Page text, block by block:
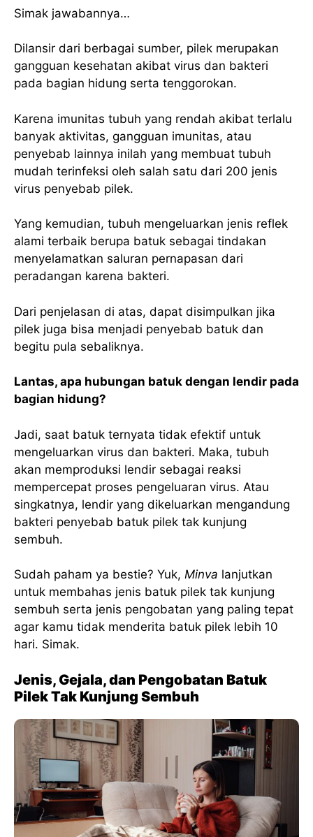
Simak jawabannya…
Dilansir dari berbagai sumber, pilek merupakan
gangguan kesehatan akibat virus dan bakteri
pada bagian hidung serta tenggorokan.
Karena imunitas tubuh yang rendah akibat terlalu
banyak aktivitas, gangguan imunitas, atau
penyebab lainnya inilah yang membuat tubuh
mudah terinfeksi oleh salah satu dari 200 jenis
virus penyebab pilek.
Yang kemudian, tubuh mengeluarkan jenis reflek
alami terbaik berupa batuk sebagai tindakan
menyelamatkan saluran pernapasan dari
peradangan karena bakteri.
Dari penjelasan di atas, dapat disimpulkan jika
pilek juga bisa menjadi penyebab batuk dan
begitu pula sebaliknya.
Lantas, apa hubungan batuk dengan lendir pada
bagian hidung?
Jadi, saat batuk ternyata tidak efektif untuk
mengeluarkan virus dan bakteri. Maka, tubuh
akan memproduksi lendir sebagai reaksi
mempercepat proses pengeluaran virus. Atau
singkatnya, lendir yang dikeluarkan mengandung
bakteri penyebab batuk pilek tak kunjung
sembuh.
Sudah paham ya bestie? Yuk, Minva lanjutkan
untuk membahas jenis batuk pilek tak kunjung
sembuh serta jenis pengobatan yang paling tepat
agar kamu tidak menderita batuk pilek lebih 10
hari. Simak.
Jenis, Gejala, dan Pengobatan Batuk
Pilek Tak Kunjung Sembuh